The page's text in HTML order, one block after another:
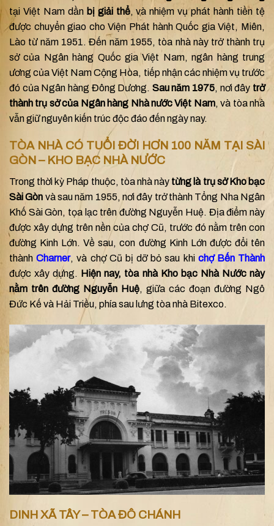
tại Việt Nam dần bị giải thể, và nhiệm vụ phát hành tiền tệ
được chuyển giao cho Viện Phát hành Quốc gia Việt, Miên,
Lào từ năm 1951. Đến năm 1955, tòa nhà này trở thành trụ
sở của Ngân hàng Quốc gia Việt Nam, ngân hàng trung
ương của Việt Nam Cộng Hòa, tiếp nhận các nhiệm vụ trước
đó của Ngân hàng Đông Dương. Sau năm 1975, nơi đây trở
thành trụ sở của Ngân hàng Nhà nước Việt Nam, và tòa nhà
vẫn giữ nguyên kiến trúc độc đáo đến ngày nay.
TÒA NHÀ CÓ TUỔI ĐỜI HƠN 100 NĂM TẠI SÀI
GÒN – KHO BẠC NHÀ NƯỚC
Trong thời kỳ Pháp thuộc, tòa nhà này từng là trụ sở Kho bạc
Sài Gòn và sau năm 1955, nơi đây trở thành Tổng Nha Ngân
Khố Sài Gòn, tọa lạc trên đường Nguyễn Huệ. Địa điểm này
được xây dựng trên nền của chợ Cũ, trước đó nằm trên con
đường Kinh Lớn. Về sau, con đường Kinh Lớn được đổi tên
thànhCharner, và chợ Cũ bị dỡ bỏ sau khi chợ Bến Thành
được xây dựng. Hiện nay, tòa nhà Kho bạc Nhà Nước này
nằm trên đường Nguyễn Huệ, giữa các đoạn đường Ngô
Đức Kế và Hải Triều, phía sau lưng tòa nhà Bitexco.
DINH XÃ TÂY – TÒA ĐÔ CHÁNH